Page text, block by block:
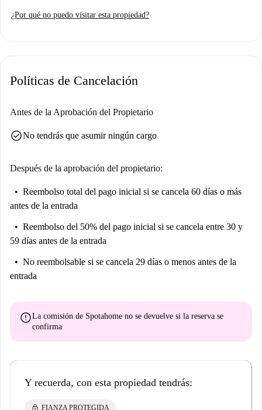
servicios, como electricidad, agua, gas y wifi, están incluidos en el
pasos, al igual que otros lugares emblemáticos como el pozo Camber y
distancia, como Banzout-Lola's Kitchen y Patois, que ofrecen diversas
Centro Al-Banyan, que ofrece una ubicación ideal para tus estudios.
alquiler.
¿Por qué no puedo visitar esta propiedad?
Políticas de Cancelación
Antes de la Aprobación del Propietario
check_circleNo tendrás que asumir ningún cargo
Después de la aprobación del propietario:
Reembolso total del pago inicial si se cancela 60 días o más
antes de la entrada
Reembolso del 50% del pago inicial si se cancela entre 30 y
59 días antes de la entrada
No reembolsable si se cancela 29 días o menos antes de la
entrada
errorLa comisión de Spotahome no se devuelve si la reserva se
confirma
Y recuerda, con esta propiedad tendrás:
lock FIANZA PROTEGIDA